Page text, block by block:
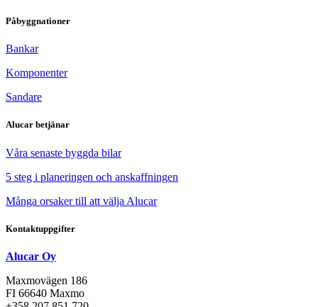
Påbyggnationer
Bankar
Komponenter
Sandare
Alucar betjänar
Våra senaste byggda bilar
5 steg i planeringen och anskaffningen
Många orsaker till att välja Alucar
Kontaktuppgifter
Alucar Oy
Maxmovägen 186
FI 66640 Maxmo